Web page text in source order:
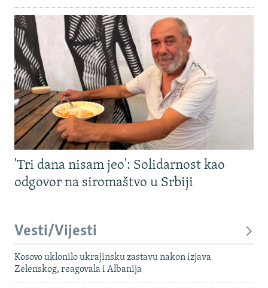
'Tri dana nisam jeo': Solidarnost kao
odgovor na siromaštvo u Srbiji
Vesti/Vijesti
Kosovo uklonilo ukrajinsku zastavu nakon izjava
Zelenskog, reagovala i Albanija